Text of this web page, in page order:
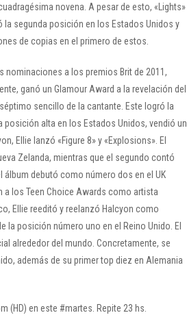
novena. A pesar de esto, «Lights»
la segunda posición en los Estados Unidos y
de copias en el primero de estos.
nominaciones a los premios Brit de 2011,
ganó un Glamour Award a la revelación del
sencillo de la cantante. Este logró la
alta en los Estados Unidos, vendió un
Ellie lanzó «Figure 8» y «Explosions». El
Zelanda, mientras que el segundo contó
debutó como número dos en el UK
a los Teen Choice Awards como artista
Ellie reeditó y reelanzó Halcyon como
la posición número uno en el Reino Unido. El
alrededor del mundo. Concretamente, se
además de su primer top diez en Alemania
(HD) en este #martes. Repite 23 hs.